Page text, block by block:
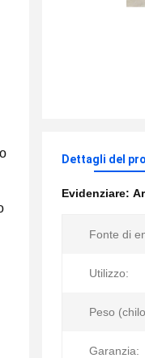
Dettagli del
Evidenziare:
Fonte di
Utilizzo:
Peso
Garanzia: